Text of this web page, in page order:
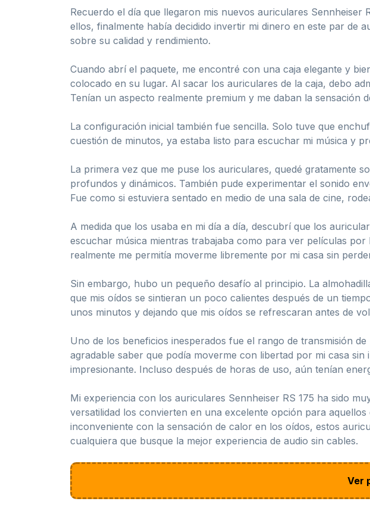
Recuerdo el día que llegaron mis nuevos auriculares Sennheiser
ellos, finalmente había decidido invertir mi dinero en este par de
sobre su calidad y rendimiento.
Cuando abrí el paquete, me encontré con una caja elegante y
colocado en su lugar. Al sacar los auriculares de la caja, debo
Tenían un aspecto realmente premium y me daban la sensación
La configuración inicial también fue sencilla. Solo tuve que
cuestión de minutos, ya estaba listo para escuchar mi música y
La primera vez que me puse los auriculares, quedé gratamente
profundos y dinámicos. También pude experimentar el sonido
Fue como si estuviera sentado en medio de una sala de cine,
A medida que los usaba en mi día a día, descubrí que los
escuchar música mientras trabajaba como para ver películas
realmente me permitía moverme libremente por mi casa sin
Sin embargo, hubo un pequeño desafío al principio. La
que mis oídos se sintieran un poco calientes después de un
unos minutos y dejando que mis oídos se refrescaran antes de
Uno de los beneficios inesperados fue el rango de transmisión
agradable saber que podía moverme con libertad por mi casa
impresionante. Incluso después de horas de uso, aún tenían
Mi experiencia con los auriculares Sennheiser RS 175 ha sido
versatilidad los convierten en una excelente opción para
inconveniente con la sensación de calor en los oídos, estos
cualquiera que busque la mejor experiencia de audio sin cables.
Ver